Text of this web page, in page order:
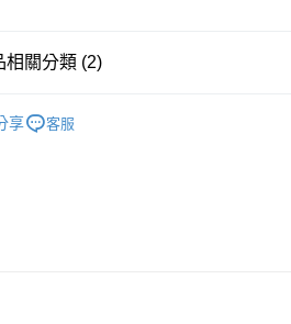
店到店
相關分類 (2)
享 客服